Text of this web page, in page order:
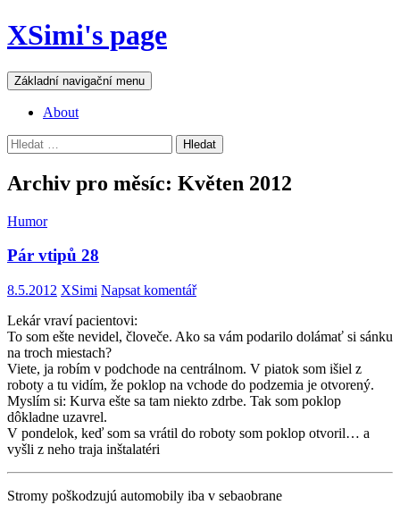
Přejít
k
webu
XSimi's page
Hledat
Základní navigační menu
About
Vyhledávání
Archiv pro měsíc: Květen 2012
Humor
Pár vtipů 28
8.5.2012 XSimi Napsat komentář
Lekár vraví pacientovi:
To som ešte nevidel, človeče. Ako sa vám podarilo dolámať si sánku
na troch miestach?
Viete, ja robím v podchode na centrálnom. V piatok som išiel z
roboty a tu vidím, že poklop na vchode do podzemia je otvorený.
Myslím si: Kurva ešte sa tam niekto zdrbe. Tak som poklop
dôkladne uzavrel.
V pondelok, keď som sa vrátil do roboty som poklop otvoril… a
vyšli z neho traja inštalatéri
Stromy poškodzujú automobily iba v sebaobrane